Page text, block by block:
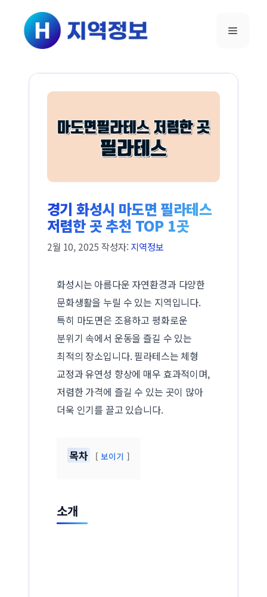
건너뛰기
메뉴
경기 화성시 마도면 필라테스
저렴한 곳 추천 TOP 1곳
2월 10, 2025 작성자: 지역정보
화성시는 아름다운 자연환경과 다양한
문화생활을 누릴 수 있는 지역입니다.
특히 마도면은 조용하고 평화로운
분위기 속에서 운동을 즐길 수 있는
최적의 장소입니다. 필라테스는 체형
교정과 유연성 향상에 매우 효과적이며,
저렴한 가격에 즐길 수 있는 곳이 많아
더욱 인기를 끌고 있습니다.
목차 보이기
소개